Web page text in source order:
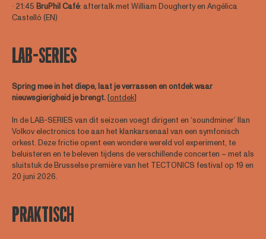
∙ 21:45 BruPhil Café: aftertalk met William Dougherty en Angélica
Castelló (EN)
LAB-SERIES
Spring mee in het diepe, laat je verrassen en ontdek waar
nieuwsgierigheid je brengt.[ontdek]
In de LAB-SERIES van dit seizoen voegt dirigent en ‘soundminer’ Ilan
Volkov electronics toe aan het klankarsenaal van een symfonisch
orkest. Deze frictie opent een wondere wereld vol experiment, te
beluisteren en te beleven tijdens de verschillende concerten – met als
sluitstuk de Brusselse première van het TECTONICS festival op 19 en
20 juni 2026.
PRAKTISCH